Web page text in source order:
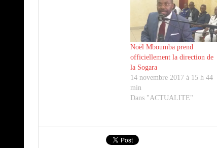
Noël Mboumba prend
officiellement la direction de
la Sogara
14 novembre 2017 à 15 h 44
min
Dans "ACTUALITE"